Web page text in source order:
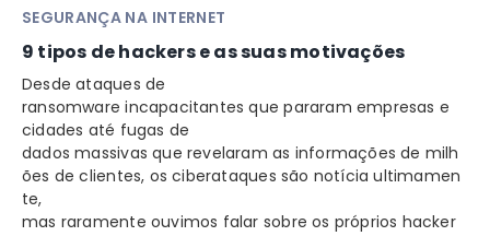
SEGURANÇA NA INTERNET
9 tipos de hackers e as suas motivações
Desde ataques de
ransomware incapacitantes que pararam empresas e
cidades até fugas de
dados massivas que revelaram as informações de milh
ões de clientes, os ciberataques são notícia ultimamen
te,
mas raramente ouvimos falar sobre os próprios hacker